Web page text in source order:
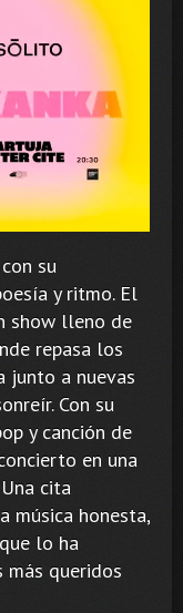
su
y ritmo. El
show lleno de
repasa los
junto a nuevas
Con su
y canción de
en una
cita
música honesta,
lo ha
queridos